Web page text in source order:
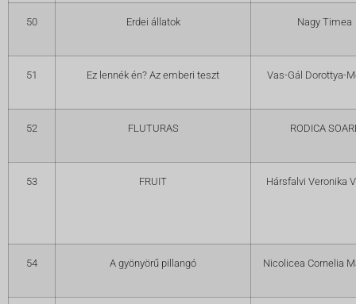
50 Erdei állatok Nagy Timea
51 Ez lennék én? Az emberi teszt Vas-Gál Dorottya-
52 FLUTURAS RODICA
53 FRUIT Hársfalvi Veronika
54 A gyönyörű pillangó Nicolicea Cornelia